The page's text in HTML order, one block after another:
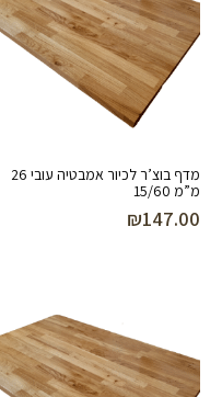
מדף בוצ’ר לכיור אמבטיה עובי 26
מ”מ 15/60
₪147.00